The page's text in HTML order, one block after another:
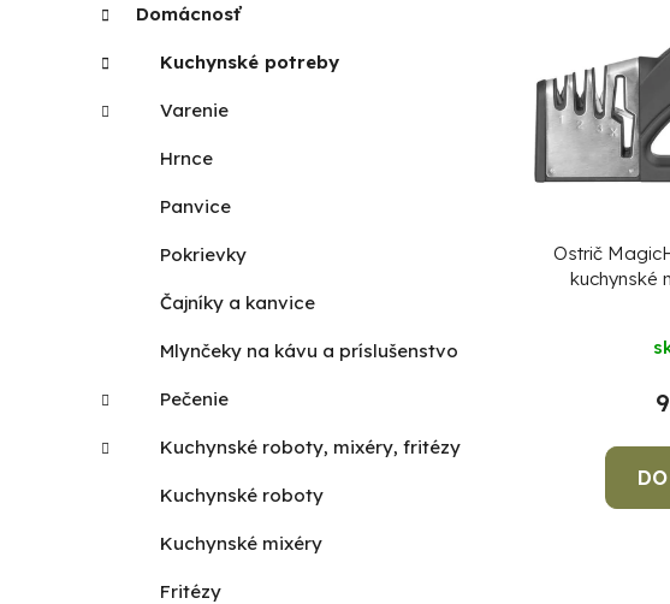
e
Domácnosť
Kuchynské potreby
Varenie
Hrnce
Panvice
Pokrievky
Čajníky a kanvice
Mlynčeky na kávu a príslušenstvo
Pečenie
Kuchynské roboty, mixéry, fritézy
Kuchynské roboty
Kuchynské mixéry
Fritézy
i
s
p
Ostrič
kuchynské